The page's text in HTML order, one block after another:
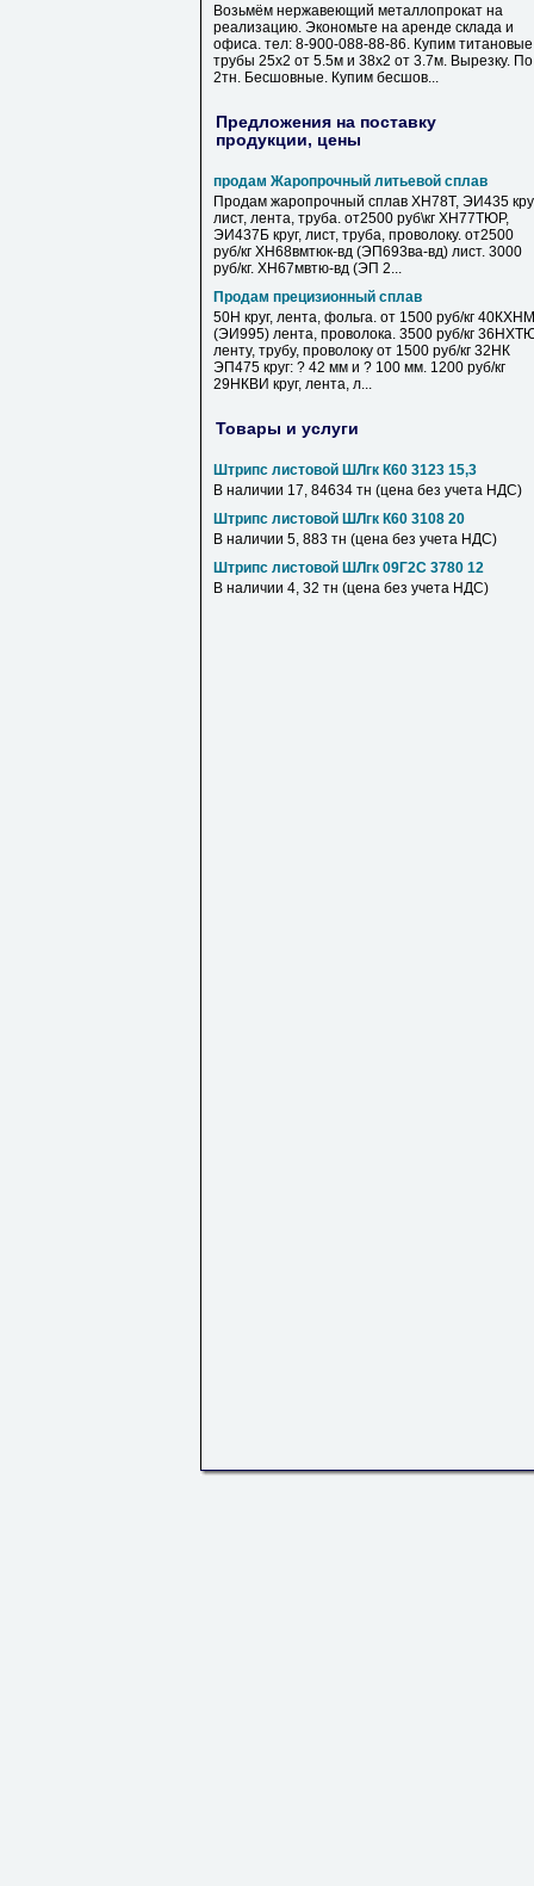
Возьмём нержавеющий металлопрокат на
реализацию. Экономьте на аренде склада и
офиса. тел: 8-900-088-88-86. Купим титановые
трубы 25х2 от 5.5м и 38х2 от 3.7м. Вырезку. По
2тн. Бесшовные. Купим бесшов...
Предложения на поставку
продукции, цены
продам Жаропрочный литьевой сплав
Продам жаропрочный сплав ХН78Т, ЭИ435
лист, лента, труба. от2500 руб\кг ХН77ТЮР,
ЭИ437Б круг, лист, труба, проволоку. от2500
руб/кг ХН68вмтюк-вд (ЭП693ва-вд) лист. 3000
руб/кг. ХН67мвтю-вд (ЭП 2...
Продам прецизионный сплав
50Н круг, лента, фольга. от 1500 руб/кг 40КХНМ
(ЭИ995) лента, проволока. 3500 руб/кг
ленту, трубу, проволоку от 1500 руб/кг 32НК
ЭП475 круг: ? 42 мм и ? 100 мм. 1200 руб/кг
29НКВИ круг, лента, л...
Товары и услуги
Штрипс листовой ШЛгк К60 3123 15,3
В наличии 17, 84634 тн (цена без учета НДС)
Штрипс листовой ШЛгк К60 3108 20
В наличии 5, 883 тн (цена без учета НДС)
Штрипс листовой ШЛгк 09Г2С 3780 12
В наличии 4, 32 тн (цена без учета НДС)